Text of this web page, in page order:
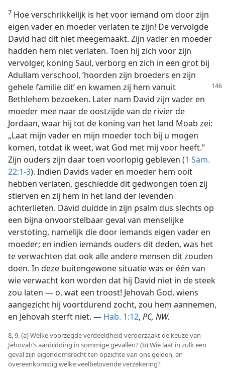
7 Hoe verschrikkelijk is het voor iemand om door zijn
eigen vader en moeder verlaten te zijn! De vervolgde
David had dit niet meegemaakt. Zijn vader en moeder
hadden hem niet verlaten. Toen hij zich voor zijn
vervolger, koning Saul, verborg en zich in een grot bij
Adullam verschool, ’hoorden zijn broeders en zijn
gehelefamilie dit’ en kwamen zij hem vanuit
Bethlehem bezoeken. Later nam David zijn vader en
moeder mee naar de oostzijde van de rivier de
Jordaan, waar hij tot de koning van het land Moab zei:
„Laat mijn vader en mijn moeder toch bij u mogen
komen, totdat ik weet, wat God met mij voor heeft.”
Zijn ouders zijn daar toen voorlopig gebleven (1 Sam.
22:1-3). Indien Davids vader en moeder hem ooit
hebben verlaten, geschiedde dit gedwongen toen zij
stierven en zij hem in het land der levenden
achterlieten. David duidde in zijn psalm dus slechts op
een bijna onvoorstelbaar geval van menselijke
verstoting, namelijk die door iemands eigen vader en
moeder; en indien iemands ouders dit deden, was het
te verwachten dat ook alle andere mensen dit zouden
doen. In deze buitengewone situatie was er één van
wie verwacht kon worden dat hij David niet in de steek
zou laten — o, wat een troost! Jehovah God, wiens
aangezicht hij voortdurend zocht, zou hem aannemen,
en Jehovah sterft niet. — Hab. 1:12, PC, NW.
8, 9. (a) Welke voorzegde verdeeldheid veroorzaakt de keuze van
Jehovah’s aanbidding in sommige gevallen? (b) Wie laat in zulk een
geval zijn eigendomsrecht ten opzichte van ons gelden, en
overeenkomstig welke veelbelovende verzekering?